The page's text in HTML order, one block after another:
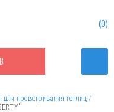
0
проветривания теплиц